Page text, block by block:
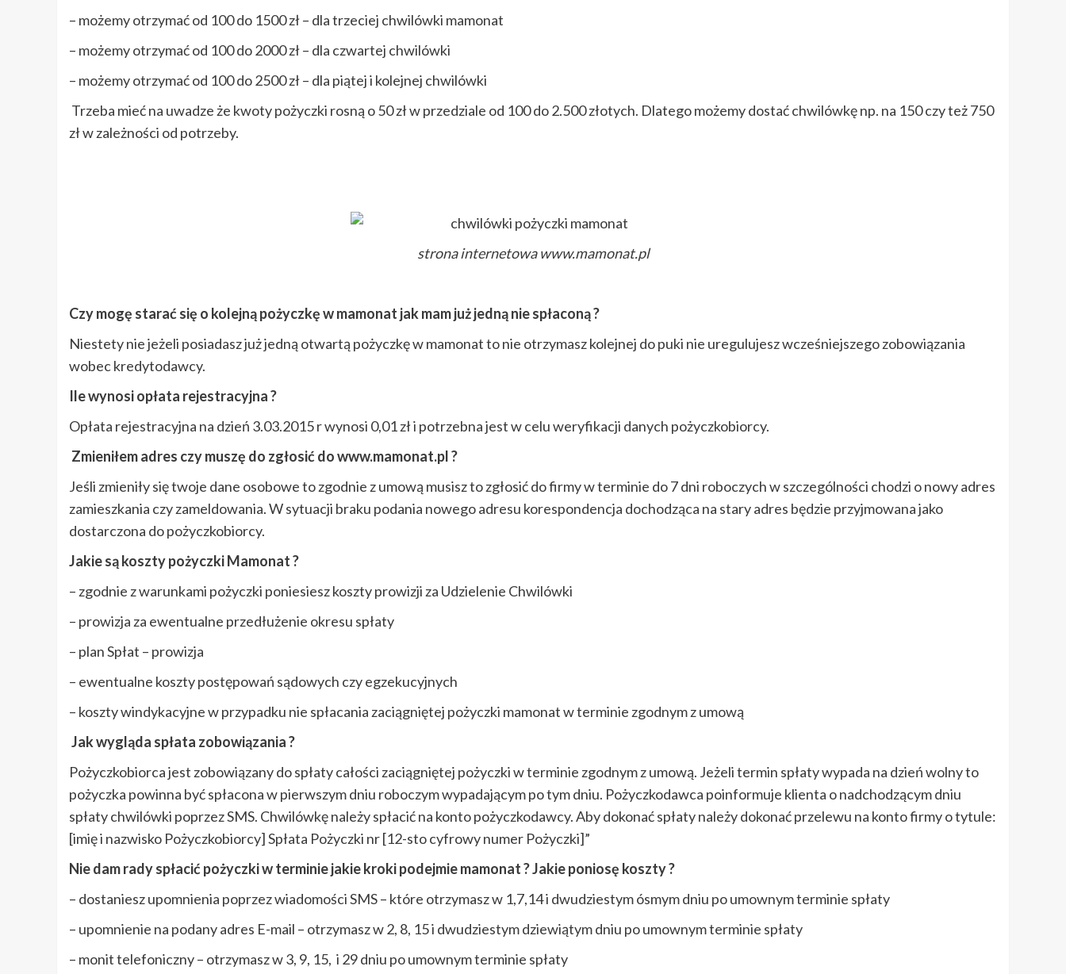
– możemy otrzymać od 100 do 1500 zł – dla trzeciej chwilówki mamonat
– możemy otrzymać od 100 do 2000 zł – dla czwartej chwilówki
– możemy otrzymać od 100 do 2500 zł – dla piątej i kolejnej chwilówki
Trzeba mieć na uwadze że kwoty pożyczki rosną o 50 zł w przedziale od 100 do 2.500 złotych. Dlatego możemy dostać chwilówkę np. na 150 czy też 750
zł w zależności od potrzeby.
strona internetowa www.mamonat.pl
Czy mogę starać się o kolejną pożyczkę w mamonat jak mam już jedną nie spłaconą ?
Niestety nie jeżeli posiadasz już jedną otwartą pożyczkę w mamonat to nie otrzymasz kolejnej do puki nie uregulujesz wcześniejszego zobowiązania
wobec kredytodawcy.
Ile wynosi opłata rejestracyjna ?
Opłata rejestracyjna na dzień 3.03.2015 r wynosi 0,01 zł i potrzebna jest w celu weryfikacji danych pożyczkobiorcy.
Zmieniłem adres czy muszę do zgłosić do www.mamonat.pl ?
Jeśli zmieniły się twoje dane osobowe to zgodnie z umową musisz to zgłosić do firmy w terminie do 7 dni roboczych w szczególności chodzi o nowy adres
zamieszkania czy zameldowania. W sytuacji braku podania nowego adresu korespondencja dochodząca na stary adres będzie przyjmowana jako
dostarczona do pożyczkobiorcy.
Jakie są koszty pożyczki Mamonat ?
– zgodnie z warunkami pożyczki poniesiesz koszty prowizji za Udzielenie Chwilówki
– prowizja za ewentualne przedłużenie okresu spłaty
– plan Spłat – prowizja
– ewentualne koszty postępowań sądowych czy egzekucyjnych
– koszty windykacyjne w przypadku nie spłacania zaciągniętej pożyczki mamonat w terminie zgodnym z umową
Jak wygląda spłata zobowiązania ?
Pożyczkobiorca jest zobowiązany do spłaty całości zaciągniętej pożyczki w terminie zgodnym z umową. Jeżeli termin spłaty wypada na dzień wolny to
pożyczka powinna być spłacona w pierwszym dniu roboczym wypadającym po tym dniu. Pożyczkodawca poinformuje klienta o nadchodzącym dniu
spłaty chwilówki poprzez SMS. Chwilówkę należy spłacić na konto pożyczkodawcy. Aby dokonać spłaty należy dokonać przelewu na konto firmy o tytule:
[imię i nazwisko Pożyczkobiorcy] Spłata Pożyczki nr [12-sto cyfrowy numer Pożyczki]”
Nie dam rady spłacić pożyczki w terminie jakie kroki podejmie mamonat ? Jakie poniosę koszty ?
– dostaniesz upomnienia poprzez wiadomości SMS – które otrzymasz w 1,7,14 i dwudziestym ósmym dniu po umownym terminie spłaty
– upomnienie na podany adres E-mail – otrzymasz w 2, 8, 15 i dwudziestym dziewiątym dniu po umownym terminie spłaty
– monit telefoniczny – otrzymasz w 3, 9, 15, i 29 dniu po umownym terminie spłaty